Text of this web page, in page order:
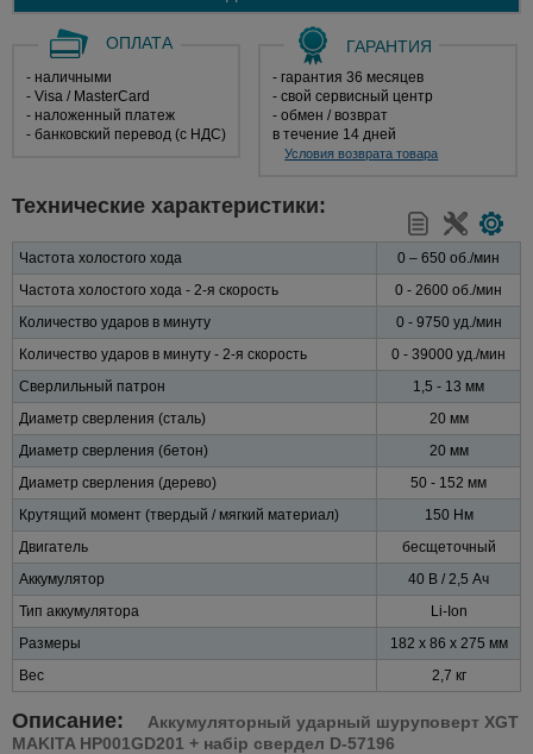
ОПЛАТА
- наличными
- Visa / MasterCard
- наложенный платеж
- банковский перевод (с НДС)
ГАРАНТИЯ
- гарантия 36 месяцев
- свой сервисный центр
- обмен / возврат
в течение 14 дней
Условия возврата товара
Технические характеристики:
Частота холостого хода
0 – 650 об./мин
Частота холостого хода - 2-я скорость
0 - 2600 об./мин
Количество ударов в минуту
0 - 9750 уд./мин
Количество ударов в минуту - 2-я скорость
0 - 39000 уд./мин
Сверлильный патрон
1,5 - 13 мм
Диаметр сверления (сталь)
20 мм
Диаметр сверления (бетон)
20 мм
Диаметр сверления (дерево)
50 - 152 мм
Крутящий момент (твердый / мягкий материал)
150 Нм
Двигатель
бесщеточный
Аккумулятор
40 В / 2,5 Ач
Тип аккумулятора
Li-Ion
Размеры
182 х 86 х 275 мм
Вес
2,7 кг
Описание:
Аккумуляторный ударный шуруповерт XGT
MAKITA HP001GD201 + набір свердел D-57196